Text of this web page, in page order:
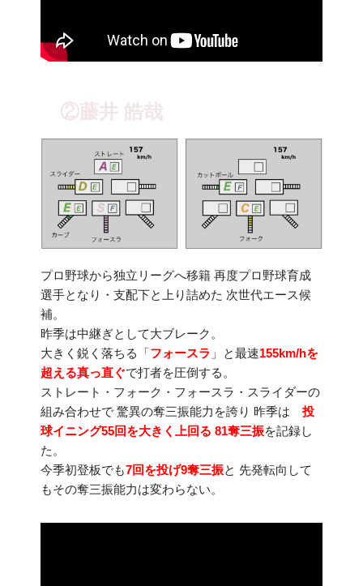
②藤井 皓哉
プロ野球から独立リーグへ移籍 再度プロ野球育成
選手となり・支配下と上り詰めた 次世代エース候
補。
昨季は中継ぎとして大ブレーク。
大きく鋭く落ちる「フォースラ 」と最速155km/hを
超える真っ直ぐで打者を圧倒する。
ストレート・フォーク・フォースラ・スライダーの
組み合わせで 驚異の奪三振能力を誇り 昨季は 投
球イニング55回を大きく上回る 81奪三振を記録し
た。
今季初登板でも7回を投げ9奪三振と 先発転向して
もその奪三振能力は変わらない。